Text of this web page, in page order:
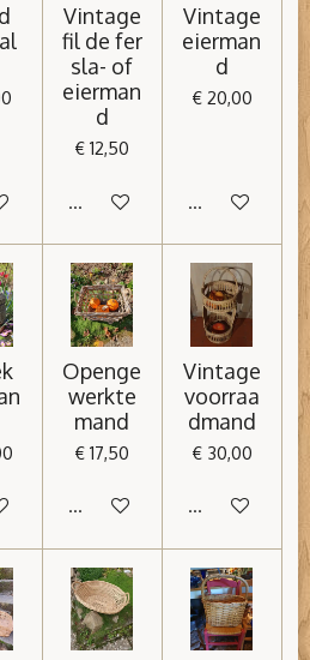
Vintage
fil de fer
sla- of
eierman
d
€ 12,50
In winkelwagen
Vintage
eierman
d
€ 20,00
In
Openge
werkte
mand
€ 17,50
In winkelwagen
Vintage
voorraa
dmand
€ 30,00
In